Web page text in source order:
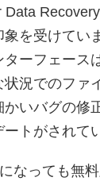
Data
象を受けてい
ターフェース
状況でのファ
いバグの修
トがされて
なっても無